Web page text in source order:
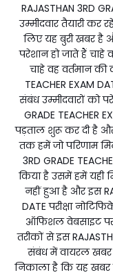
RAJASTHAN 3RD
उम्मीदवार तैयारी कर
लिए यह बुरी खबर है
परेशान हो जाते हैं
चाहे वह वर्तमान की
TEACHER EXAM
संबंध उम्मीदवारों को
GRADE TEACHER
पड़ताल शुरू कर दी है
तक हमें जो परिणाम
3RD GRADE
किया है उसमें हमें यही
नहीं हुआ है और इस
DATE परीक्षा
ऑफिशल वेबसाइट पर
तरीकों से इस
संबंध में वायरल खबर
निकाला है कि यह खबर